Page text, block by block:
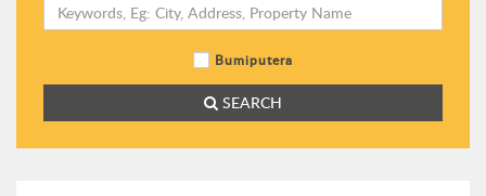
Bumiputera
SEARCH